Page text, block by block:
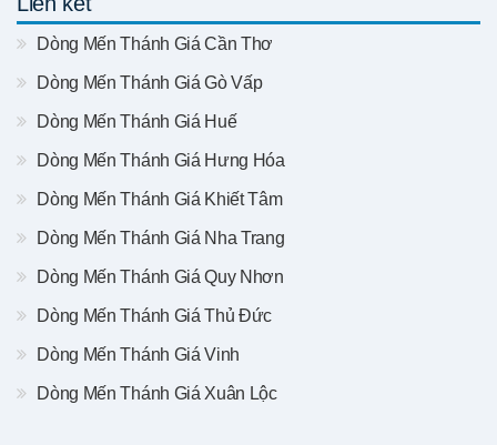
Dòng Mến Thánh Giá Cần Thơ
Dòng Mến Thánh Giá Gò Vấp
Dòng Mến Thánh Giá Huế
Dòng Mến Thánh Giá Hưng Hóa
Dòng Mến Thánh Giá Khiết Tâm
Dòng Mến Thánh Giá Nha Trang
Dòng Mến Thánh Giá Quy Nhơn
Dòng Mến Thánh Giá Thủ Đức
Dòng Mến Thánh Giá Vinh
Dòng Mến Thánh Giá Xuân Lộc